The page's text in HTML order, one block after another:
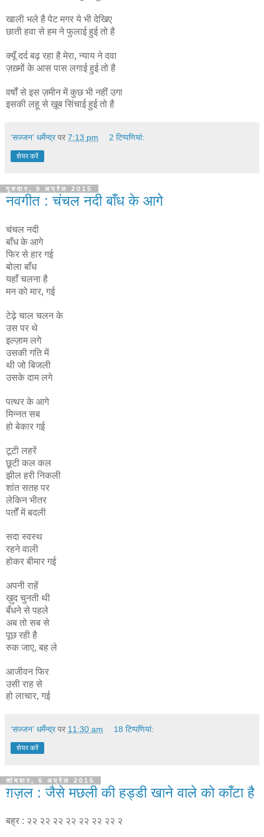
खाली भले है पेट मगर ये भी देखिए
छाती हवा से हम ने फुलाई हुई तो है
क्यूँ दर्द बढ़ रहा है मेरा, न्याय ने दवा
ज़ख़्मों के आस पास लगाई हुई तो है
वर्षों से इस ज़मीन में कुछ भी नहीं उगा
इसकी लहू से ख़ूब सिंचाई हुई तो है
‘सज्जन’ धर्मेन्द्र पर 7:13 pm 2 टिप्‍पणियां:
शेयर करें
गुरुवार, 9 अप्रैल 2015
नवगीत : चंचल नदी बाँध के आगे
चंचल नदी
बाँध के आगे
फिर से हार गई
बोला बाँध
यहाँ चलना है
मन को मार, गई
टेढ़े चाल चलन के
उस पर थे
इल्ज़ाम लगे
उसकी गति में
थी जो बिजली
उसके दाम लगे
पत्थर के आगे
मिन्नत सब
हो बेकार गई
टूटी लहरें
छूटी कल कल
झील हरी निकली
शांत सतह पर
लेकिन भीतर
पर्तों में बदली
सदा स्वस्थ
रहने वाली
होकर बीमार गई
अपनी राहें
ख़ुद चुनती थी
बँधने से पहले
अब तो सब से
पूछ रही है
रुक जाए, बह ले
आजीवन फिर
उसी राह से
हो लाचार, गई
‘सज्जन’ धर्मेन्द्र पर 11:30 am 18 टिप्‍पणियां:
शेयर करें
सोमवार, 6 अप्रैल 2015
ग़ज़ल : जैसे मछली की हड्डी खाने वाले को काँटा है
बह्र : २२ २२ २२ २२ २२ २२ २२ २